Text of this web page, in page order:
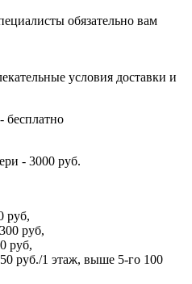
обязательно вам
условия доставки и
бесплатно
- 3000 руб.
руб,
руб,
руб,
руб./1 этаж, выше 5-го 100